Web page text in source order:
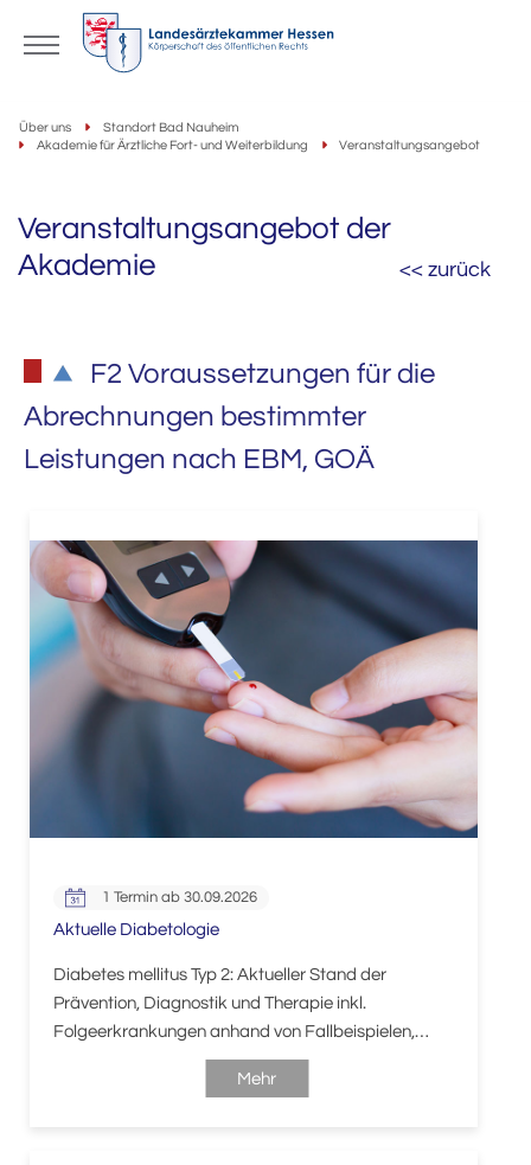
Über uns
Standort Bad Nauheim
Akademie für Ärztliche Fort- und Weiterbildung
Veranstaltungsangebot
Veranstaltungsangebot der
Akademie
<< zurück
F2 Voraussetzungen für die
Abrechnungen bestimmter
Leistungen nach EBM, GOÄ
1 Termin ab 30.09.2026
Aktuelle Diabetologie
Diabetes mellitus Typ 2: Aktueller Stand der
Prävention, Diagnostik und Therapie inkl.
Folgeerkrankungen anhand von Fallbeispielen,
Führung von Patientinnen und Patienten im DMP.
Mehr